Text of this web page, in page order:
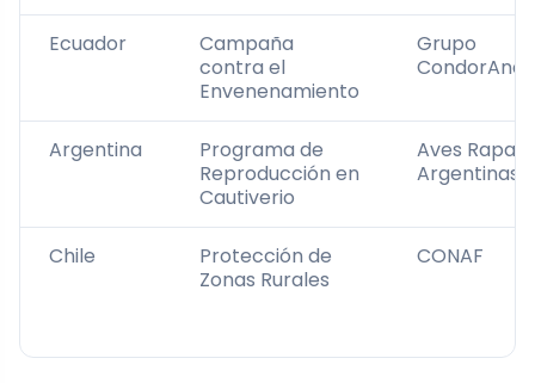
Ecuador
Campaña
contra el
Envenenamiento
Grupo
Argentina
Programa de
Reproducción en
Cautiverio
Aves
Argentinas
Chile
Protección de
Zonas Rurales
CONAF